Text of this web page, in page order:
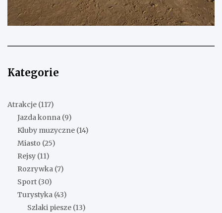
Kategorie
Atrakcje (117)
Jazda konna (9)
Kluby muzyczne (14)
Miasto (25)
Rejsy (11)
Rozrywka (7)
Sport (30)
Turystyka (43)
Szlaki piesze (13)